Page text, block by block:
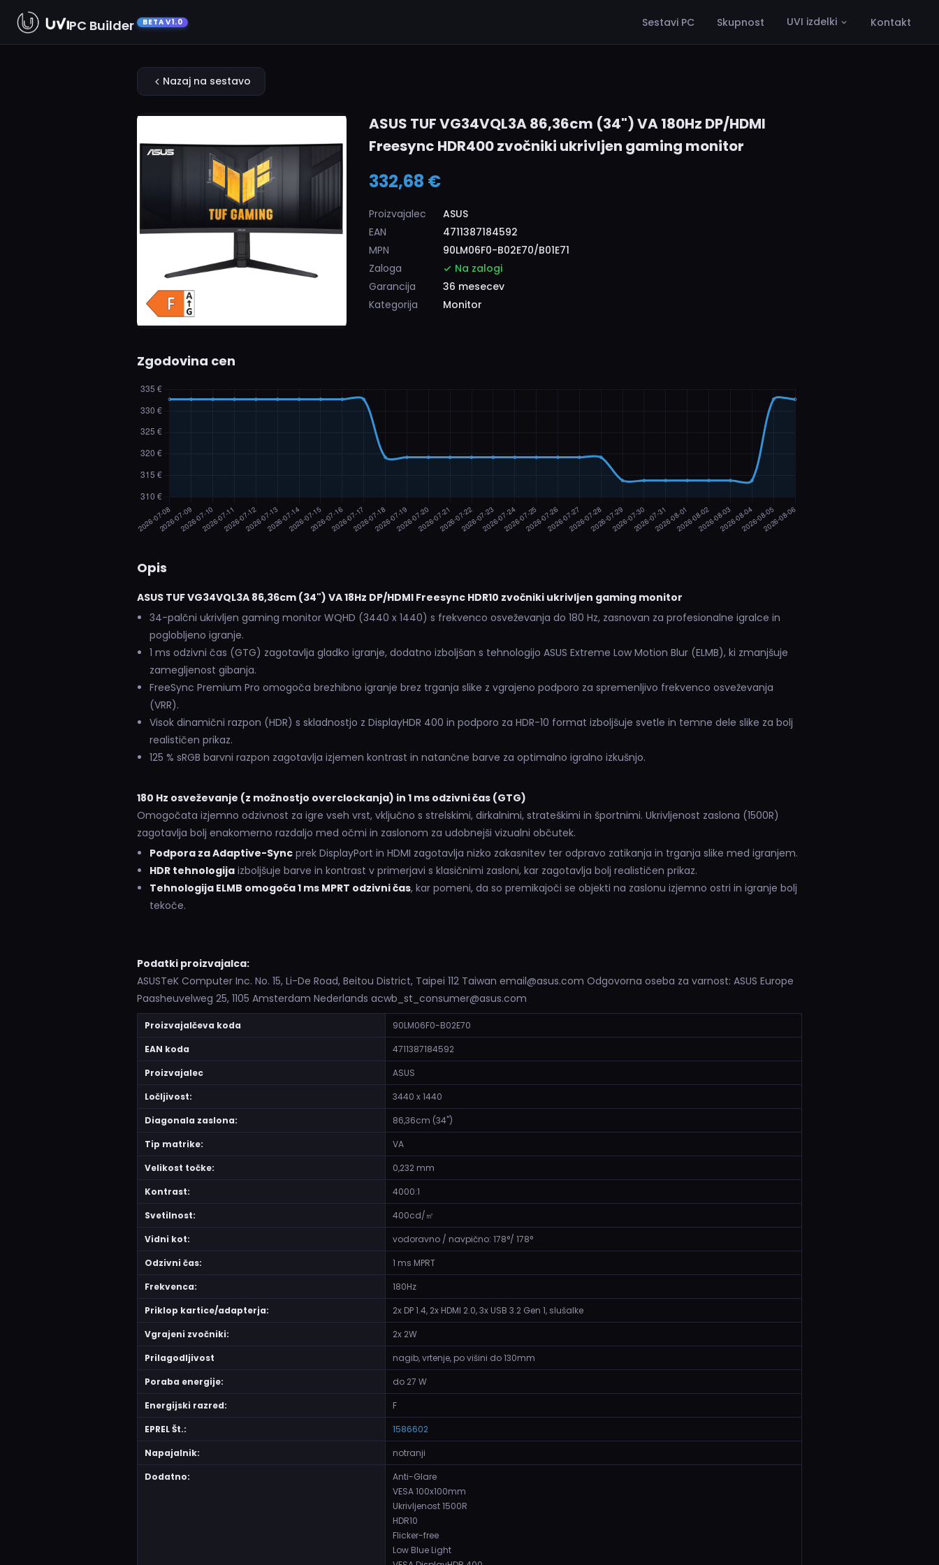
PC Builder BETA V1.0 Sestavi PC Skupnost UVI izdelki Kontakt
Nazaj na sestavo
ASUS TUF VG34VQL3A 86,36cm (34") VA 180Hz DP/HDMI
Freesync HDR400 zvočniki ukrivljen gaming monitor
332,68 €
Proizvajalec
ASUS
EAN
4711387184592
MPN
90LM06F0-B02E70/B01E71
Zaloga
Na zalogi
Garancija
36 mesecev
Kategorija
Monitor
Zgodovina cen
Opis
ASUS TUF VG34VQL3A 86,36cm (34") VA 18Hz DP/HDMI Freesync HDR10 zvočniki ukrivljen gaming monitor
34-palčni ukrivljen gaming monitor WQHD (3440 x 1440) s frekvenco osveževanja do 180 Hz, zasnovan za profesionalne igralce in
poglobljeno igranje.
1 ms odzivni čas (GTG) zagotavlja gladko igranje, dodatno izboljšan s tehnologijo ASUS Extreme Low Motion Blur (ELMB), ki zmanjšuje
zamegljenost gibanja.
FreeSync Premium Pro omogoča brezhibno igranje brez trganja slike z vgrajeno podporo za spremenljivo frekvenco osveževanja
(VRR).
Visok dinamični razpon (HDR) s skladnostjo z DisplayHDR 400 in podporo za HDR-10 format izboljšuje svetle in temne dele slike za bolj
realističen prikaz.
125 % sRGB barvni razpon zagotavlja izjemen kontrast in natančne barve za optimalno igralno izkušnjo.
180 Hz osveževanje (z možnostjo overclockanja) in 1 ms odzivni čas (GTG)
Omogočata izjemno odzivnost za igre vseh vrst, vključno s strelskimi, dirkalnimi, strateškimi in športnimi. Ukrivljenost zaslona (1500R)
zagotavlja bolj enakomerno razdaljo med očmi in zaslonom za udobnejši vizualni občutek.
Podpora za Adaptive-Syncprek DisplayPort in HDMI zagotavlja nizko zakasnitev ter odpravo zatikanja in trganja slike med igranjem.
HDR tehnologijaizboljšuje barve in kontrast v primerjavi s klasičnimi zasloni, kar zagotavlja bolj realističen prikaz.
Tehnologija ELMB omogoča 1 ms MPRT odzivni čas, kar pomeni, da so premikajoči se objekti na zaslonu izjemno ostri in igranje bolj
tekoče.
Podatki proizvajalca:
ASUSTeK Computer Inc. No. 15, Li-De Road, Beitou District, Taipei 112 Taiwan email@asus.com Odgovorna oseba za varnost: ASUS Europe
Paasheuvelweg 25, 1105 Amsterdam Nederlands acwb_st_consumer@asus.com
Proizvajalčeva koda
90LM06F0-B02E70
EAN koda
4711387184592
Proizvajalec
ASUS
Ločljivost:
3440 x 1440
Diagonala zaslona:
86,36cm (34")
Tip matrike:
VA
Velikost točke:
0,232 mm
Kontrast:
4000:1
Svetilnost:
400cd/㎡
Vidni kot:
vodoravno / navpično: 178°/ 178°
Odzivni čas:
1 ms MPRT
Frekvenca:
180Hz
Priklop kartice/adapterja:
2x DP 1.4, 2x HDMI 2.0, 3x USB 3.2 Gen 1, slušalke
Vgrajeni zvočniki:
2x 2W
Prilagodljivost
nagib, vrtenje, po višini do 130mm
Poraba energije:
do 27 W
Energijski razred:
F
EPREL Št.:
1586602
Napajalnik:
notranji
Dodatno:
Anti-Glare
VESA 100x100mm
Ukrivljenost 1500R
HDR10
Flicker-free
Low Blue Light